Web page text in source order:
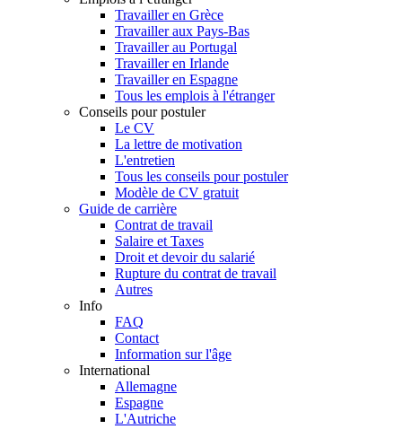
Travailler en Grèce
Travailler aux Pays-Bas
Travailler au Portugal
Travailler en Irlande
Travailler en Espagne
Tous les emplois à l'étranger
Conseils pour postuler
Le CV
La lettre de motivation
L'entretien
Tous les conseils pour postuler
Modèle de CV gratuit
Guide de carrière
Contrat de travail
Salaire et Taxes
Droit et devoir du salarié
Rupture du contrat de travail
Autres
Info
FAQ
Contact
Information sur l'âge
International
Allemagne
Espagne
L'Autriche